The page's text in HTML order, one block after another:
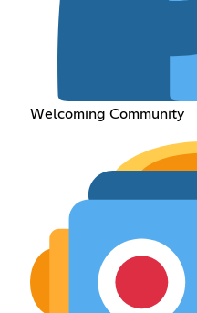
Welcoming Community